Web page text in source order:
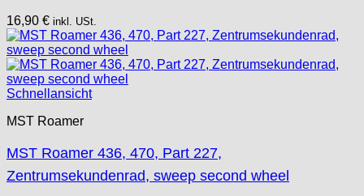
16,90 € inkl. USt.
Schnellansicht
MST Roamer
MST Roamer 436, 470, Part 227,
Zentrumsekundenrad, sweep second wheel